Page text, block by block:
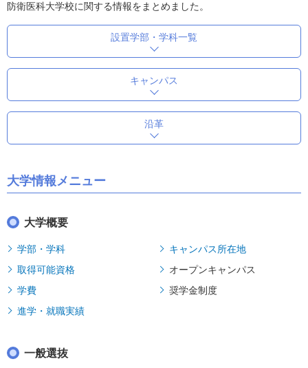
防衛医科大学校に関する情報をまとめました。
設置学部・学科一覧
キャンパス
沿革
大学情報メニュー
大学概要
学部・学科
キャンパス所在地
取得可能資格
オープンキャンパス
学費
奨学金制度
進学・就職実績
一般選抜